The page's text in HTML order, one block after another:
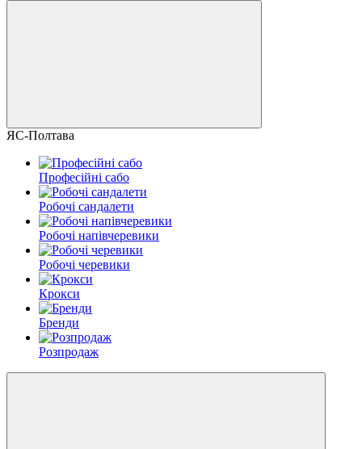
ЯС-Полтава
Професійні сабо
Робочі сандалети
Робочі напівчеревики
Робочі черевики
Крокси
Бренди
Розпродаж